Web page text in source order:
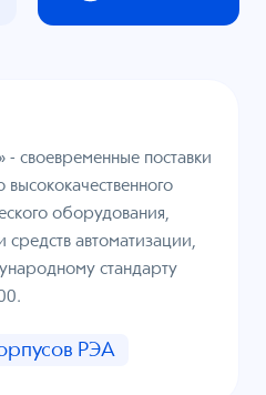
- своевременные поставки
высококачественного
оборудования,
автоматизации,
стандарту
РЭА